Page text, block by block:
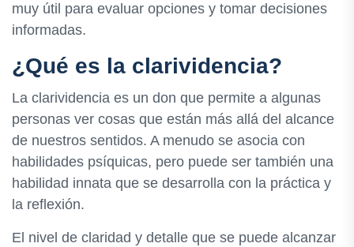
muy útil para evaluar opciones y tomar decisiones
informadas.
¿Qué es la clarividencia?
La clarividencia es un don que permite a algunas
personas ver cosas que están más allá del alcance
de nuestros sentidos. A menudo se asocia con
habilidades psíquicas, pero puede ser también una
habilidad innata que se desarrolla con la práctica y
la reflexión.
El nivel de claridad y detalle que se puede alcanzar